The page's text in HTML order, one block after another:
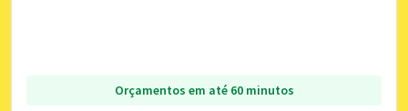
Orçamentos em até 60 minutos